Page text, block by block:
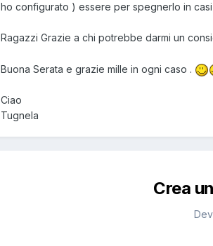
ho configurato ) essere per spegnerlo in
Ragazzi Grazie a chi potrebbe darmi un
Buona Serata e grazie mille in ogni caso .
Ciao
Tugnela
Crea